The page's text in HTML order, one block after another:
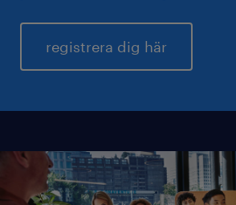
registrera dig här